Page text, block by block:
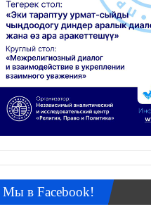
Мы в Facebook!